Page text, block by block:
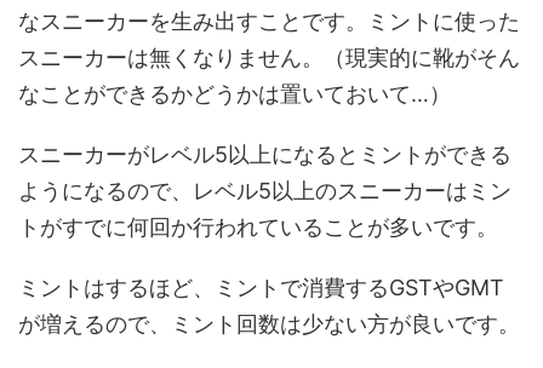
なスニーカーを生み出すことです。ミントに使った
スニーカーは無くなりません。（現実的に靴がそん
なことができるかどうかは置いておいて…）
スニーカーがレベル5以上になるとミントができる
ようになるので、レベル5以上のスニーカーはミン
トがすでに何回か行われていることが多いです。
ミントはするほど、ミントで消費するGSTやGMT
が増えるので、ミント回数は少ない方が良いです。